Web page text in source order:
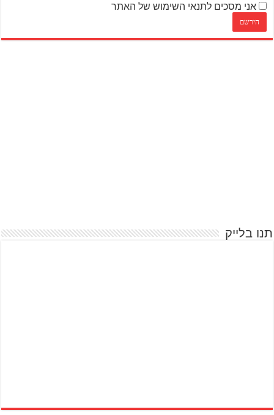
אני מסכים לתנאי השימוש של האתר
תנו בלייק